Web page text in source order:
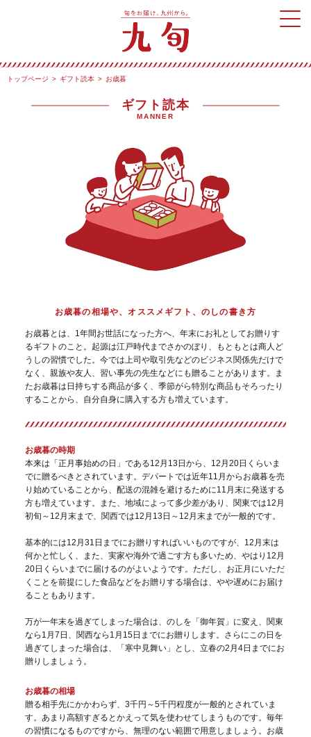
トップページ ギフト読本 お歳暮
ギフト読本
MANNER
お歳暮の相場や、オススメギフト、のしの書き方
お歳暮とは、1年間お世話になった方へ、年末にお礼としてお贈りす
るギフトのこと。起源は江戸時代までさかのぼり、もともとは商人ど
うしの習慣でした。今では上司や取引先などのビジネス関係先だけで
なく、親族や友人、習い事先の先生などにも贈ることがあります。ま
たお歳暮は日持ちする商品が多く、季節がら特別な商品もそろったり
することから、自分自身に購入する方も増えています。
お歳暮の時期
本来は「正月事始めの日」である12月13日から、12月20日くらいま
でに贈るべきとされています。デパートでは近年11月からお歳暮を売
り始めていることから、配送の混雑を避けるために11月末に発送する
方も増えています。また、地域によって多少差があり、関東では12月
初旬～12月末まで、関西では12月13日～12月末までが一般的です。
基本的には12月31日までにお贈りすればいいものですが、12月末は
何かと忙しく、また、実家や海外で過ごす方も多いため、やはり12月
20日くらいまでに届けるのがよいようです。ただし、お正月にいただ
くことを前提にした食品などをお贈りする場合は、やや遅めにお届け
ることもあります。
万が一年末を過ぎてしまった場合は、のしを「御年賀」に変え、関東
なら1月7日、関西なら1月15日までにお贈りします。さらにこの日を
過ぎてしまった場合は、「寒中見舞い」とし、立春の2月4日までにお
贈りしましょう。
お歳暮の相場
贈る相手先にかかわらず、3千円～5千円程度が一般的とされていま
す。あまり高額すぎるとかえって気を使わせてしまうものです。毎年
の習慣になるものですから、無理のない範囲で用意しましょう。お歳